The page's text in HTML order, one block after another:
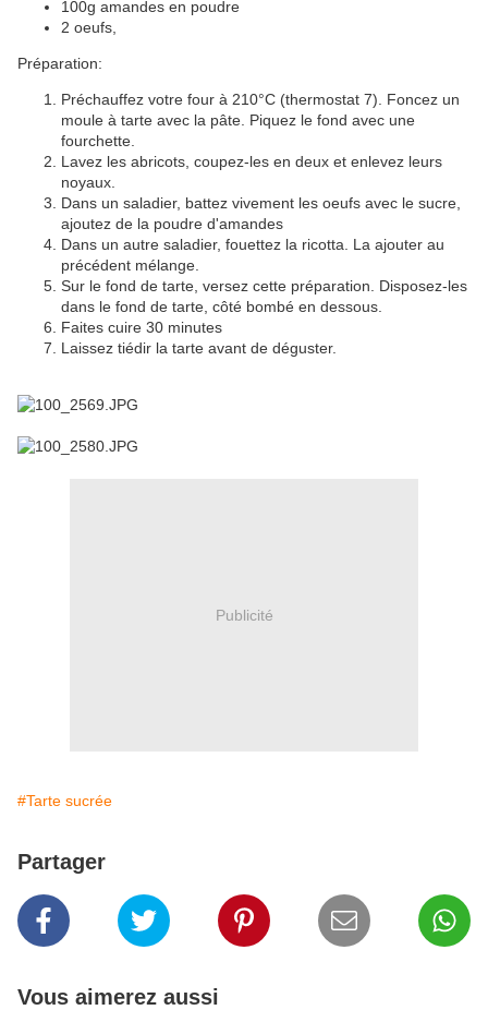
100g amandes en poudre
2 oeufs,
Préparation:
Préchauffez votre four à 210°C (thermostat 7). Foncez un
moule à tarte avec la pâte. Piquez le fond avec une
fourchette.
Lavez les abricots, coupez-les en deux et enlevez leurs
noyaux.
Dans un saladier, battez vivement les oeufs avec le sucre,
ajoutez de la poudre d'amandes
Dans un autre saladier, fouettez la ricotta. La ajouter au
précédent mélange.
Sur le fond de tarte, versez cette préparation. Disposez-les
dans le fond de tarte, côté bombé en dessous.
Faites cuire 30 minutes
Laissez tiédir la tarte avant de déguster.
Publicité
#Tarte sucrée
Partager
Vous aimerez aussi